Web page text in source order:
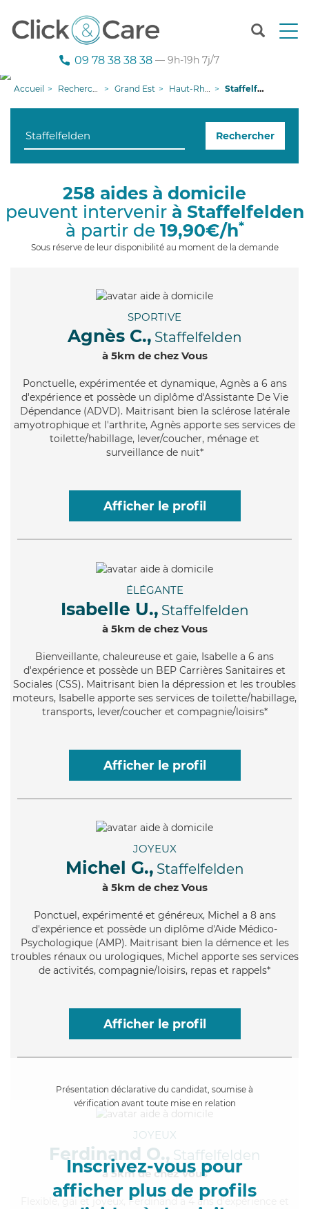
T
n
g
i
09 78 38 38 38 — 9h-19h 7j/7
Accueil Recherche aide à domicile Grand Est Haut-Rhin Staffelfelden
Rechercher
258 aides à domicile
peuvent intervenir à Staffelfelden
à partir de 19,90€/h*
Sous réserve de leur disponibilité au moment de la demande
SPORTIVE
Agnès C., Staffelfelden
à 5km de chez Vous
Ponctuelle, expérimentée et dynamique, Agnès a 6 ans
d'expérience et possède un diplôme d'Assistante De Vie
Dépendance (ADVD). Maitrisant bien la sclérose latérale
amyotrophique et l'arthrite, Agnès apporte ses services de
toilette/habillage, lever/coucher, ménage et
surveillance de nuit*
Afficher le profil
ÉLÉGANTE
Isabelle U., Staffelfelden
à 5km de chez Vous
Bienveillante, chaleureuse et gaie, Isabelle a 6 ans
d'expérience et possède un BEP Carrières Sanitaires et
Sociales (CSS). Maitrisant bien la dépression et les troubles
moteurs, Isabelle apporte ses services de toilette/habillage,
transports, lever/coucher et compagnie/loisirs*
Afficher le profil
JOYEUX
Michel G., Staffelfelden
à 5km de chez Vous
Ponctuel, expérimenté et généreux, Michel a 8 ans
d'expérience et possède un diplôme d'Aide Médico-
Psychologique (AMP). Maitrisant bien la démence et les
troubles rénaux ou urologiques, Michel apporte ses services
de activités, compagnie/loisirs, repas et rappels*
Afficher le profil
Présentation déclarative du candidat, soumise à
vérification avant toute mise en relation
Inscrivez-vous pour
afficher plus de profils
JOYEUX
Ferdinand O., Staffelfelden
à 5km de chez Vous
, gai et joyeux, Ferdinand a 4 ans d'expérience et